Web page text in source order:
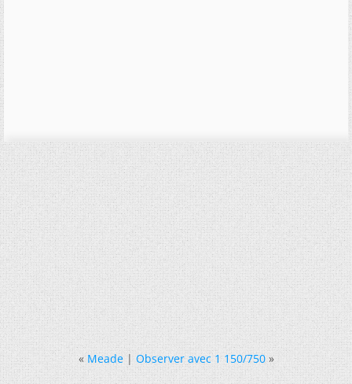
« Meade|Observer avec 1 150/750 »